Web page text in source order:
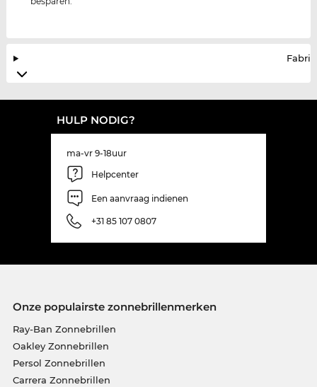
HULP NODIG?
ma-vr 9-18uur
Helpcenter
Een aanvraag indienen
+31 85 107 0807
Onze populairste zonnebrillenmerken
Ray-Ban Zonnebrillen
Oakley Zonnebrillen
Persol Zonnebrillen
Carrera Zonnebrillen